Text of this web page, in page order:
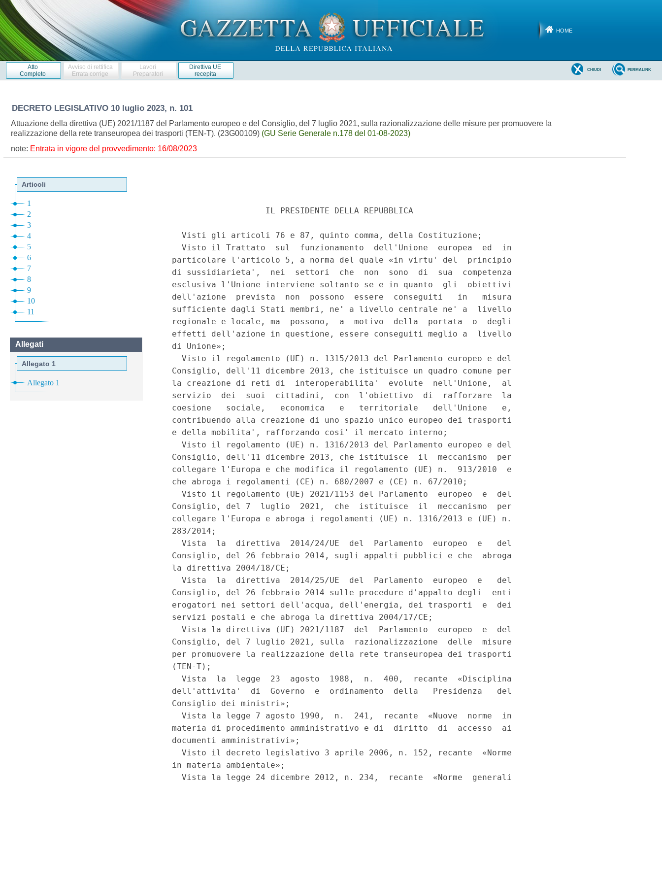
HOME
Atto
Completo
Avviso di rettifica
Errata corrige
Lavori
Preparatori
Direttiva UE
recepita
PERMALINK
CHIUDI
DECRETO LEGISLATIVO 10 luglio 2023, n. 101
Attuazione della direttiva (UE) 2021/1187 del Parlamento europeo e del Consiglio, del 7 luglio 2021, sulla razionalizzazione delle misure per promuovere la
realizzazione della rete transeuropea dei trasporti (TEN-T). (23G00109) (GU Serie Generale n.178 del 01-08-2023)
note: Entrata in vigore del provvedimento: 16/08/2023